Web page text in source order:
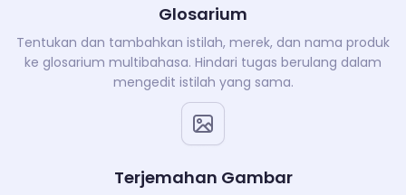
Glosarium
Tentukan dan tambahkan istilah, merek, dan nama produk
ke glosarium multibahasa. Hindari tugas berulang dalam
mengedit istilah yang sama.
Terjemahan Gambar